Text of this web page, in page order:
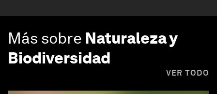
Más sobre Naturaleza y
Biodiversidad
VER TODO